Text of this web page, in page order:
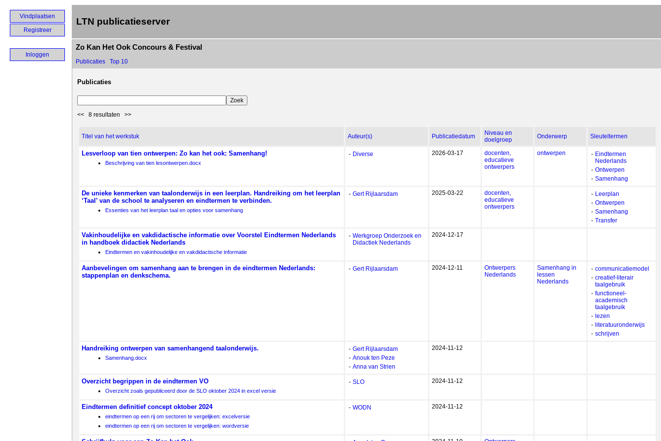
Vindplaatsen
Registreer
Inloggen
LTN publicatieserver
Zo Kan Het Ook Concours & Festival
Publicaties Top 10
Publicaties
<< 8 resultaten >>
Titel van het werkstuk Auteur(s) Publicatiedatum
Niveau en
doelgroep
Onderwerp Sleuteltermen
Lesverloop van tien ontwerpen: Zo kan het ook: Samenhang!
Beschrijving van tien lesontwerpen.docx
- Diverse 2026-03-17
docenten,
educatieve
ontwerpers
ontwerpen - Eindtermen
Nederlands
- Ontwerpen
- Samenhang
De unieke kenmerken van taalonderwijs in een leerplan. Handreiking om het leerplan
‘Taal’ van de school te analyseren en eindtermen te verbinden.
Essenties van het leerplan taal en opties voor samenhang
- Gert Rijlaarsdam 2025-03-22
docenten,
educatieve
ontwerpers
- Leerplan
- Ontwerpen
- Samenhang
- Transfer
Vakinhoudelijke en vakdidactische informatie over Voorstel Eindtermen Nederlands
in handboek didactiek Nederlands
Eindtermen en vakinhoudelijke en vakdidactische informatie
- Werkgroep Onderzoek en
Didactiek Nederlands
2024-12-17
Aanbevelingen om samenhang aan te brengen in de eindtermen Nederlands:
stappenplan en denkschema.
- Gert Rijlaarsdam 2024-12-11
Ontwerpers
Nederlands
Samenhang in
lessen
Nederlands
- communicatiemodel
- creatief-literair
taalgebruik
- functioneel-
academisch
taalgebruik
- lezen
- literatuuronderwijs
- schrijven
Handreiking ontwerpen van samenhangend taalonderwijs.
Samenhang.docx
- Gert Rijlaarsdam
- Anouk ten Peze
- Anna van Strien
2024-11-12
Overzicht begrippen in de eindtermen VO
Overzicht zoals gepubliceerd door de SLO oktober 2024 in excel versie
- SLO 2024-11-12
Eindtermen definitief concept oktober 2024
eindtermen op een rij om sectoren te vergelijken: excelversie
eindtermen op een rij om sectoren te vergelijken: wordversie
- WODN 2024-11-12